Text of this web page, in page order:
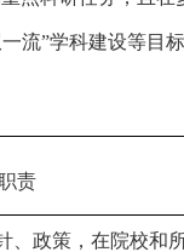
流”学科建设等目标
责
、政策，在院校和